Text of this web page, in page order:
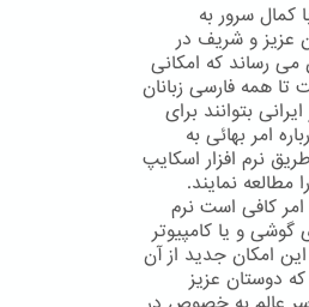
کمال سرور به
عزیز و شریف در
می رساند که امکانی
تا همه فارسی زبانان
بتوانند برای
امر بهائی به
نرم افزار اسکایپ
نمایند.
کافی است نرم
گوشی و یا کامپیوتر
امکان جدید از آن
دوستان عزیز